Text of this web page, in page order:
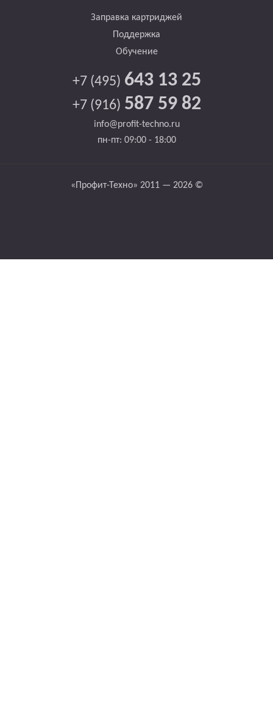
Заправка картриджей
Поддержка
Обучение
+7 (495) 643 13 25
+7 (916) 587 59 82
info@profit-techno.ru
пн-пт: 09:00 - 18:00
«Профит-Техно» 2011 — 2026 ©